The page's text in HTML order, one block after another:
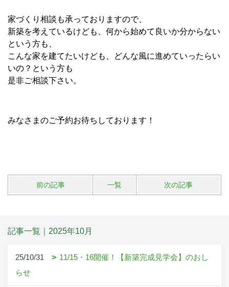
家づくり相談も承っておりますので、
新築を考えているけども、何から始めて良いか分からない
という方も、
こんな家を建てたいけども、どんな風に進めていったらい
いの？という方も
是非ご相談下さい。
みなさまのご予約お待ちしております！
前の記事 一覧 次の記事
記事一覧｜2025年10月
25/10/31
11/15・16開催！【新築完成見学会】のおし
らせ